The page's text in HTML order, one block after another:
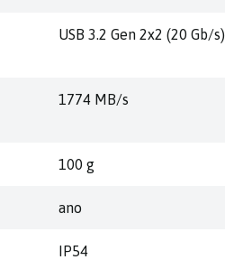
USB 3.2 Gen 2x2 (20 Gb/s)
1774 MB/s
100 g
ano
IP54